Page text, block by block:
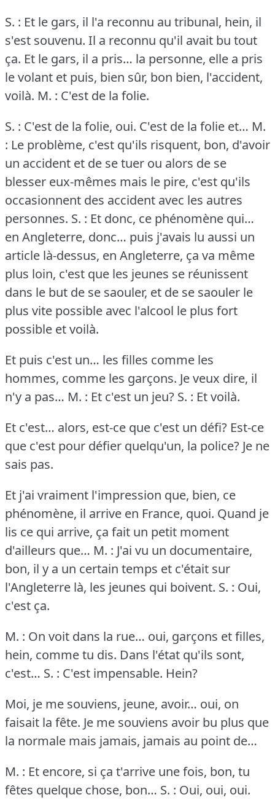
S. : Et le gars, il l'a reconnu au tribunal, hein, il
s'est souvenu. Il a reconnu qu'il avait bu tout
ça. Et le gars, il a pris… la personne, elle a pris
le volant et puis, bien sûr, bon bien, l'accident,
voilà. M. : C'est de la folie.
S. : C'est de la folie, oui. C'est de la folie et… M.
: Le problème, c'est qu'ils risquent, bon, d'avoir
un accident et de se tuer ou alors de se
blesser eux-mêmes mais le pire, c'est qu'ils
occasionnent des accident avec les autres
personnes. S. : Et donc, ce phénomène qui…
en Angleterre, donc… puis j'avais lu aussi un
article là-dessus, en Angleterre, ça va même
plus loin, c'est que les jeunes se réunissent
dans le but de se saouler, et de se saouler le
plus vite possible avec l'alcool le plus fort
possible et voilà.
Et puis c'est un… les filles comme les
hommes, comme les garçons. Je veux dire, il
n'y a pas… M. : Et c'est un jeu? S. : Et voilà.
Et c'est… alors, est-ce que c'est un défi? Est-ce
que c'est pour défier quelqu'un, la police? Je ne
sais pas.
Et j'ai vraiment l'impression que, bien, ce
phénomène, il arrive en France, quoi. Quand je
lis ce qui arrive, ça fait un petit moment
d'ailleurs que… M. : J'ai vu un documentaire,
bon, il y a un certain temps et c'était sur
l'Angleterre là, les jeunes qui boivent. S. : Oui,
c'est ça.
M. : On voit dans la rue… oui, garçons et filles,
hein, comme tu dis. Dans l'état qu'ils sont,
c'est… S. : C'est impensable. Hein?
Moi, je me souviens, jeune, avoir… oui, on
faisait la fête. Je me souviens avoir bu plus que
la normale mais jamais, jamais au point de…
M. : Et encore, si ça t'arrive une fois, bon, tu
fêtes quelque chose, bon… S. : Oui, oui, oui.